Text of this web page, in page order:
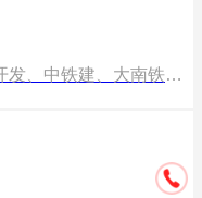
建、大南铁轨道物业发展